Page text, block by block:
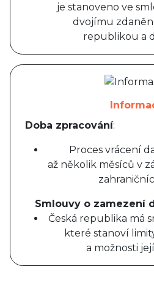
je stanoveno ve
dvojímu
republikou a
Doba zpracování:
Proces vrácení
až několik měsíců v
Smlouvy o zamezení
Česká republika má
které stanoví
a možnosti